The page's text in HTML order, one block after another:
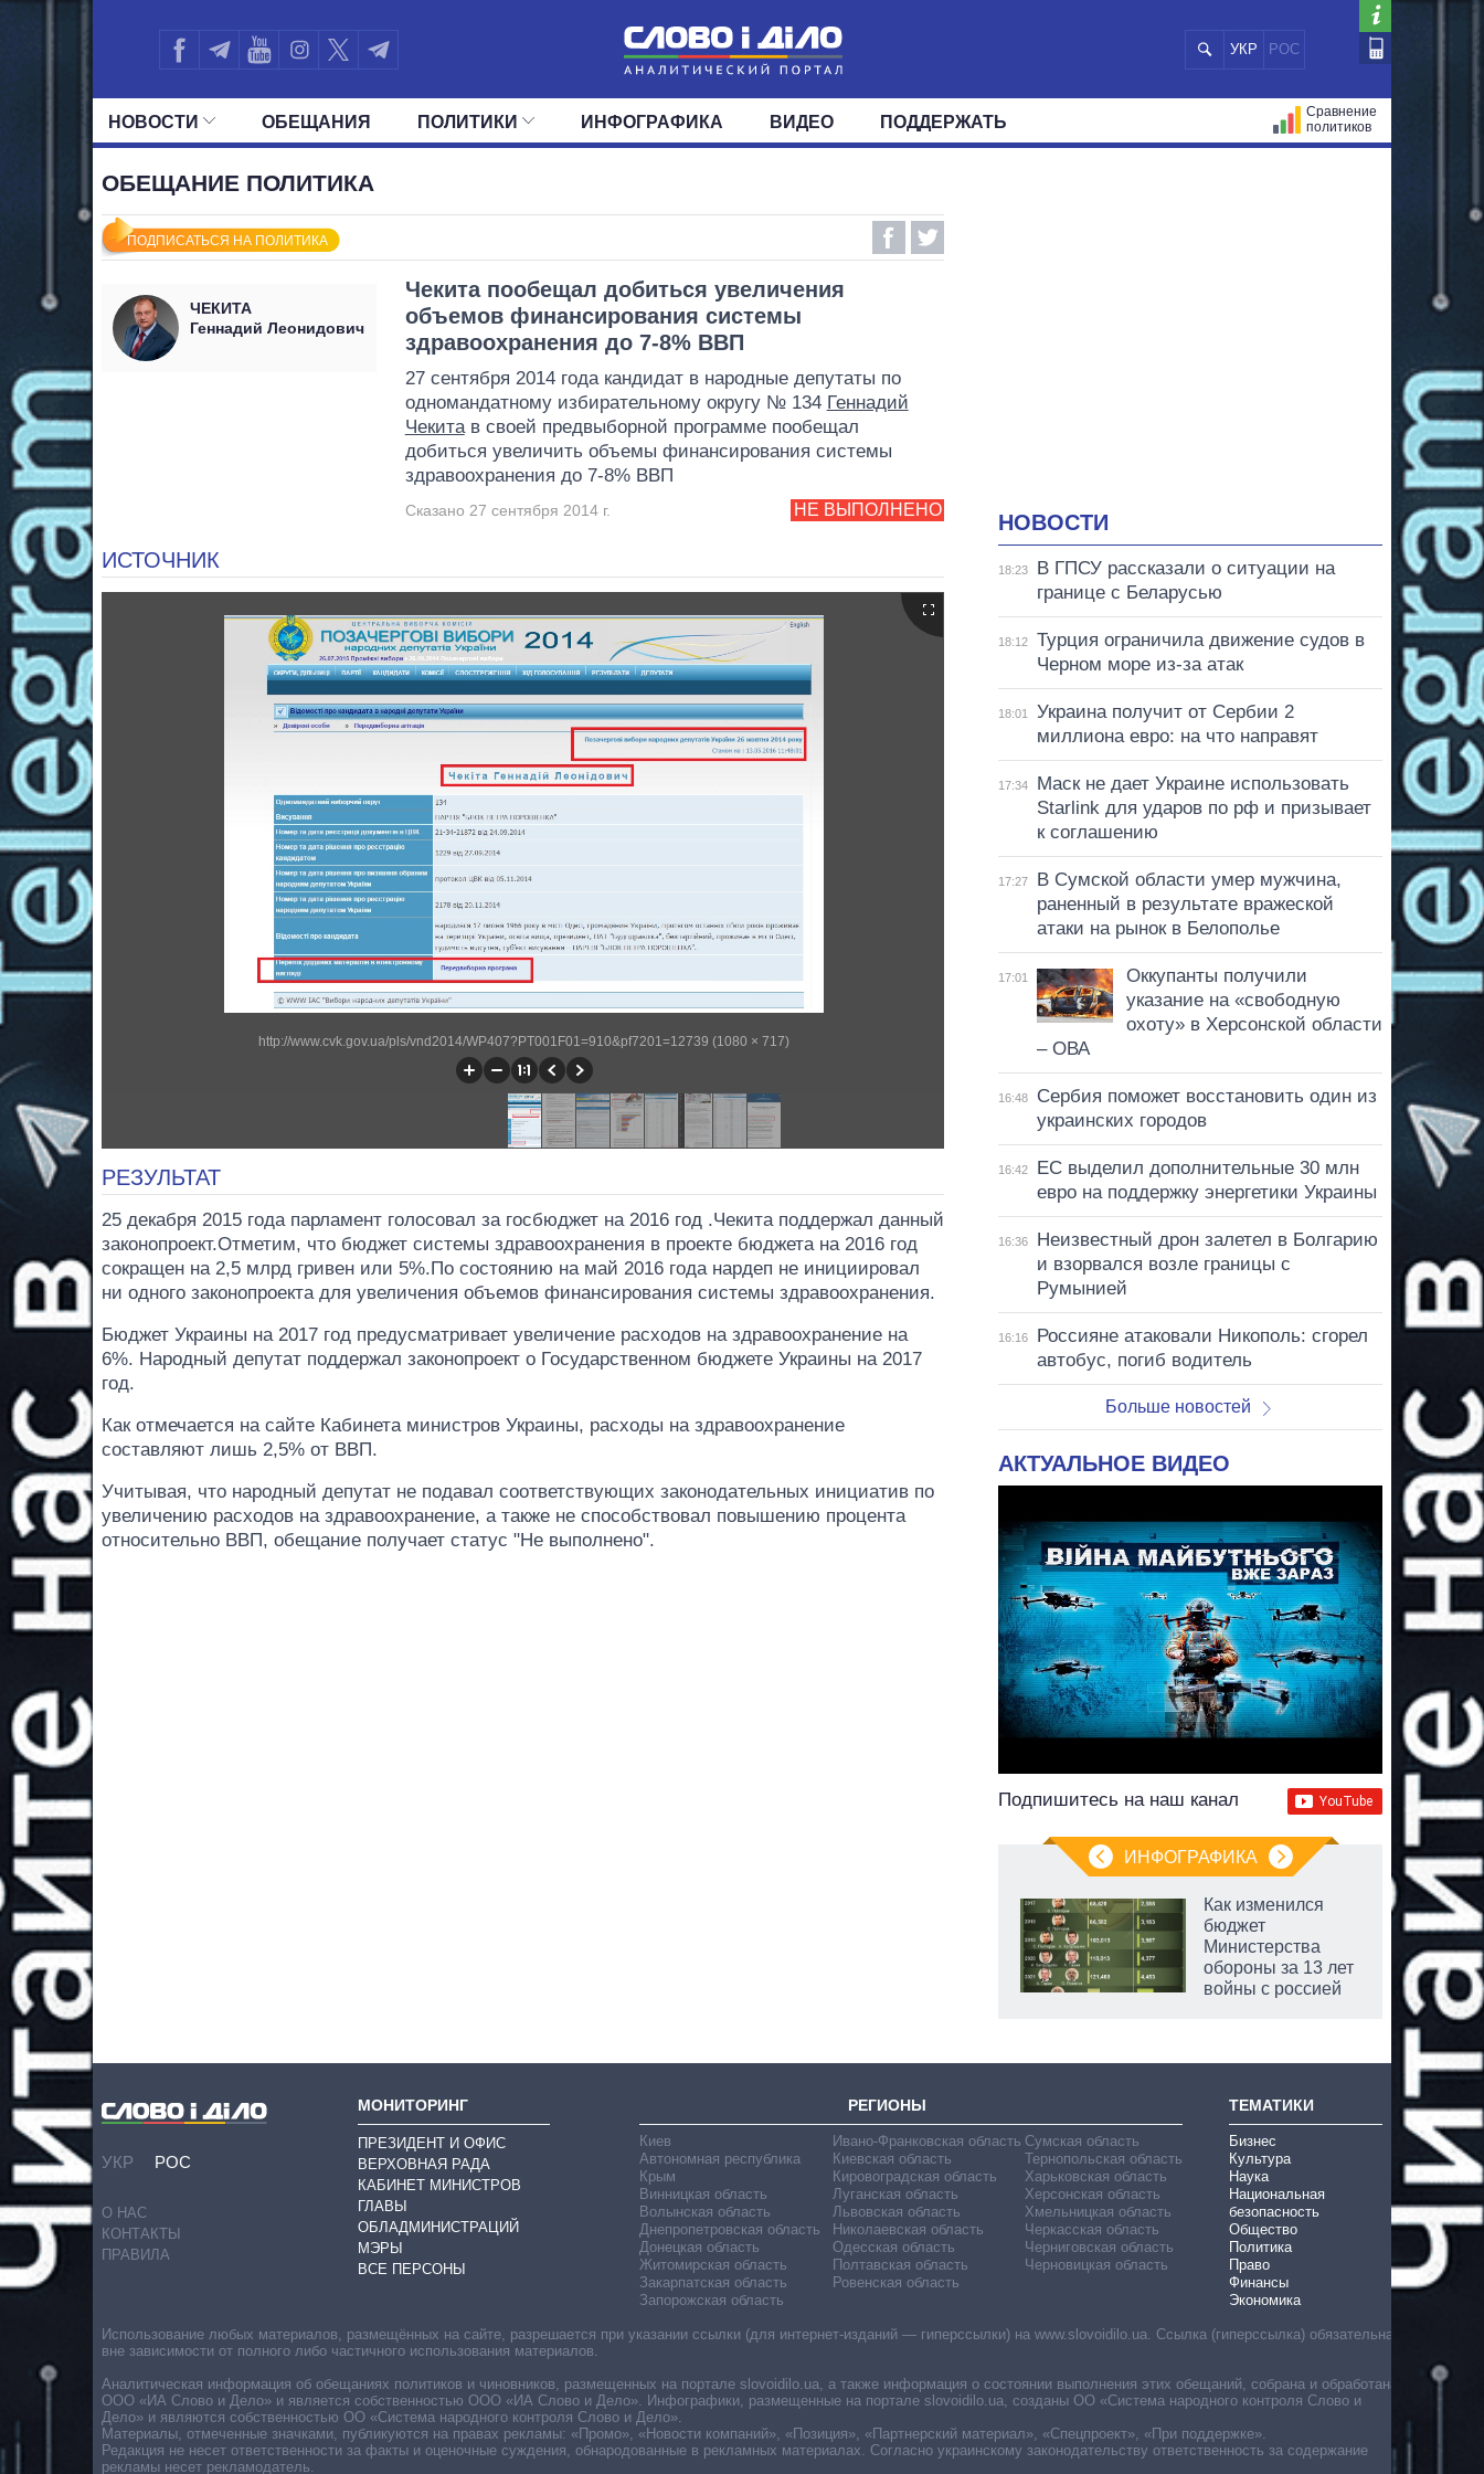
УКР РОС
НОВОСТИ
МИР
ОБЕЩАНИЯ ПОЛИТИКИ
ОКРУГА
ИНФОГРАФИКА ВИДЕО ПОДДЕРЖАТЬ
Сравнение
политиков
ОБЕЩАНИЕ ПОЛИТИКА
ПОДПИСАТЬСЯ НА ПОЛИТИКА
ЧЕКИТА
Геннадий Леонидович
Чекита пообещал добиться увеличения
объемов финансирования системы
здравоохранения до 7-8% ВВП
27 сентября 2014 года кандидат в народные депутаты по
одномандатному избирательному округу № 134 Геннадий
Чекитав своей предвыборной программе пообещал
добиться увеличить объемы финансирования системы
здравоохранения до 7-8% ВВП
НЕ ВЫПОЛНЕНО
Сказано 27 сентября 2014 г.
ИСТОЧНИК
http://www.cvk.gov.ua/pls/vnd2014/WP407?PT001F01=910&pf7201=12739 (1080 × 717)
РЕЗУЛЬТАТ
25 декабря 2015 года парламент голосовал за госбюджет на 2016 год .Чекита поддержал данный
законопроект.Отметим, что бюджет системы здравоохранения в проекте бюджета на 2016 год
сокращен на 2,5 млрд гривен или 5%.По состоянию на май 2016 года нардеп не инициировал
ни одного законопроекта для увеличения объемов финансирования системы здравоохранения.
Бюджет Украины на 2017 год предусматривает увеличение расходов на здравоохранение на
6%. Народный депутат поддержал законопроект о Государственном бюджете Украины на 2017
год.
Как отмечается на сайте Кабинета министров Украины, расходы на здравоохранение
составляют лишь 2,5% от ВВП.
Учитывая, что народный депутат не подавал соответствующих законодательных инициатив по
увеличению расходов на здравоохранение, а также не способствовал повышению процента
относительно ВВП, обещание получает статус "Не выполнено".
НОВОСТИ
18:23
В ГПСУ рассказали о ситуации на
границе с Беларусью
18:12
Турция ограничила движение судов в
Черном море из-за атак
18:01
Украина получит от Сербии 2
миллиона евро: на что направят
17:34
Маск не дает Украине использовать
Starlink для ударов по рф и призывает
к соглашению
17:27
В Сумской области умер мужчина,
раненный в результате вражеской
атаки на рынок в Белополье
17:01
Оккупанты получили
указание на «свободную
охоту» в Херсонской области
– ОВА
16:48
Сербия поможет восстановить один из
украинских городов
16:42
ЕС выделил дополнительные 30 млн
евро на поддержку энергетики Украины
16:36
Неизвестный дрон залетел в Болгарию
и взорвался возле границы с
Румынией
16:16
Россияне атаковали Никополь: сгорел
автобус, погиб водитель
Больше новостей
АКТУАЛЬНОЕ ВИДЕО
Подпишитесь на наш канал
ИНФОГРАФИКА
Как изменился
бюджет
Министерства
обороны за 13 лет
войны с россией
УКР РОС
О НАС
КОНТАКТЫ
ПРАВИЛА
МОНИТОРИНГ
ПРЕЗИДЕНТ И ОФИС
ВЕРХОВНАЯ РАДА
КАБИНЕТ МИНИСТРОВ
ГЛАВЫ
ОБЛАДМИНИСТРАЦИЙ
МЭРЫ
ВСЕ ПЕРСОНЫ
РЕГИОНЫ
Киев
Автономная республика
Крым
Винницкая область
Волынская область
Днепропетровская область
Донецкая область
Житомирская область
Закарпатская область
Запорожская область
Ивано-Франковская область
Киевская область
Кировоградская область
Луганская область
Львовская область
Николаевская область
Одесская область
Полтавская область
Ровенская область
Сумская область
Тернопольская область
Харьковская область
Херсонская область
Хмельницкая область
Черкасская область
Черниговская область
Черновицкая область
ТЕМАТИКИ
Бизнес
Культура
Наука
Национальная
безопасность
Общество
Политика
Право
Финансы
Экономика
Использование любых материалов, размещённых на сайте, разрешается при указании ссылки (для интернет-изданий — гиперссылки) на www.slovoidilo.ua. Ссылка (гиперссылка) обязательна
вне зависимости от полного либо частичного использования материалов.
Аналитическая информация об обещаниях политиков и чиновников, размещенных на портале slovoidilo.ua, а также информация о состоянии выполнения этих обещаний, собрана и обработана
ООО «ИА Слово и Дело» и является собственностью ООО «ИА Слово и Дело». Инфографики, размещенные на портале slovoidilo.ua, созданы ОО «Система народного контроля Слово и
Дело» и являются собственностью ОО «Система народного контроля Слово и Дело».
Материалы, отмеченные значками, публикуются на правах рекламы: «Промо», «Новости компаний», «Позиция», «Партнерский материал», «Спецпроект», «При поддержке».
Редакция не несет ответственности за факты и оценочные суждения, обнародованные в рекламных материалах. Согласно украинскому законодательству ответственность за содержание
рекламы несет рекламодатель.